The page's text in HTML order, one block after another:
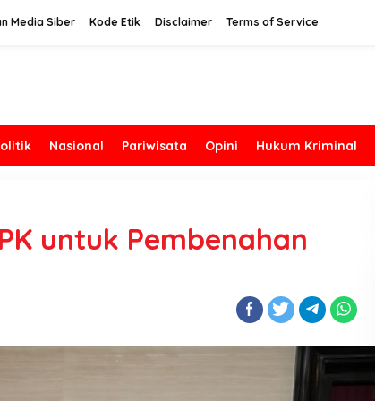
Media Siber Kode Etik Disclaimer Terms of Service
Nasional Pariwisata Opini Hukum Kriminal
untuk Pembenahan
Nilai DPD
HUT ke-25 Demokrat Bali,
Bersihkan Pesisir Danau Batur